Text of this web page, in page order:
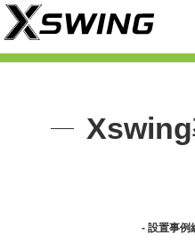
Xswing
- 設置事例